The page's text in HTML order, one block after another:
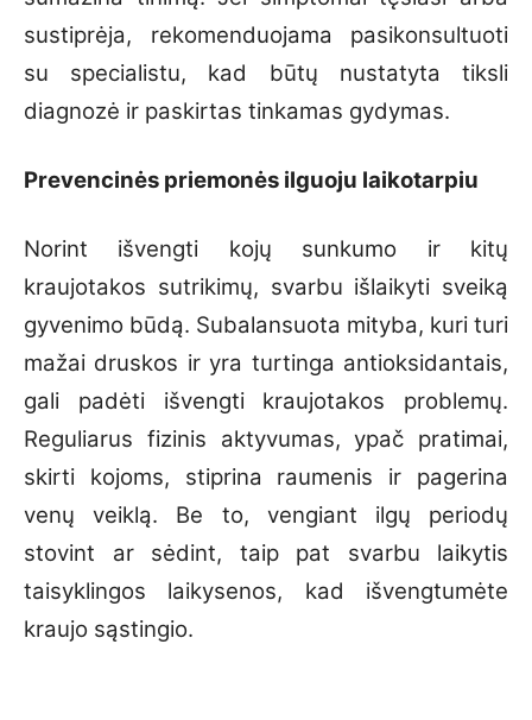
sustiprėja, rekomenduojama pasikonsultuoti
su specialistu, kad būtų nustatyta tiksli
diagnozė ir paskirtas tinkamas gydymas.
Prevencinės priemonės ilguoju laikotarpiu
Norint išvengti kojų sunkumo ir kitų
kraujotakos sutrikimų, svarbu išlaikyti sveiką
gyvenimo būdą. Subalansuota mityba, kuri turi
mažai druskos ir yra turtinga antioksidantais,
gali padėti išvengti kraujotakos problemų.
Reguliarus fizinis aktyvumas, ypač pratimai,
skirti kojoms, stiprina raumenis ir pagerina
venų veiklą. Be to, vengiant ilgų periodų
stovint ar sėdint, taip pat svarbu laikytis
taisyklingos laikysenos, kad išvengtumėte
kraujo sąstingio.